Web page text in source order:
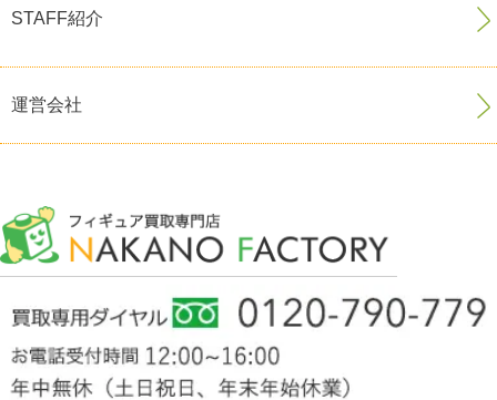
STAFF紹介
運営会社